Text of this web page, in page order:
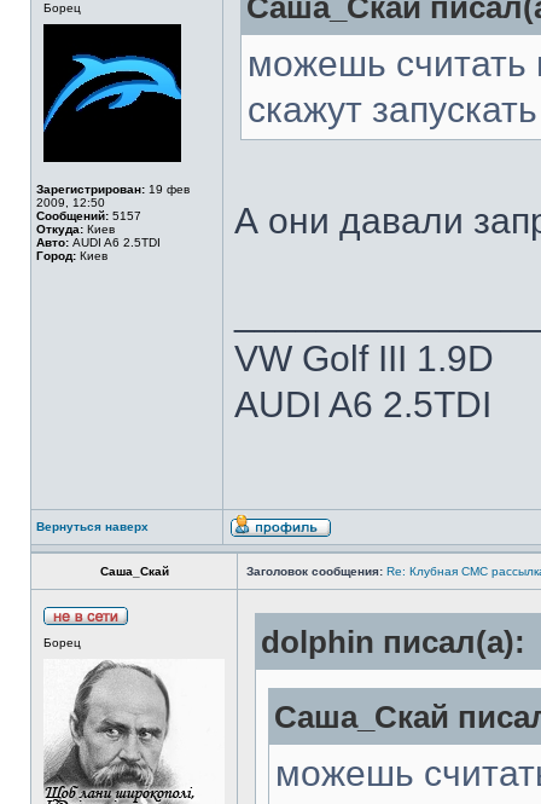
Борец
Зарегистрирован: 19 фев
2009, 12:50
Сообщений: 5157
Откуда: Киев
Авто: AUDI A6 2.5TDI
Город: Киев
Саша_Скай
можешь
скажут
А они давали
VW Golf III 1.9D
AUDI A6 2.5TDI
Вернуться наверх
Саша_Скай Заголовок сообщения: Re: Клубная СМС
Борец dolphin писал(а):
Саша_Скай
можешь